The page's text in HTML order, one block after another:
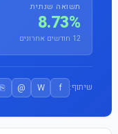
תשואה שנתית
8.73%
12 חודשים אחרונים
שיתוף: f
W
@
⎘